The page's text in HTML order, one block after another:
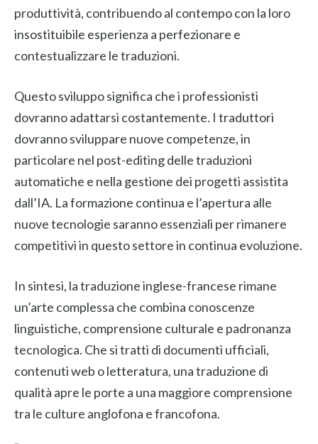
produttività, contribuendo al contempo con la loro
insostituibile esperienza a perfezionare e
contestualizzare le traduzioni.
Questo sviluppo significa che i professionisti
dovranno adattarsi costantemente. I traduttori
dovranno sviluppare nuove competenze, in
particolare nel post-editing delle traduzioni
automatiche e nella gestione dei progetti assistita
dall’IA. La formazione continua e l’apertura alle
nuove tecnologie saranno essenziali per rimanere
competitivi in questo settore in continua evoluzione.
In sintesi, la traduzione inglese-francese rimane
un’arte complessa che combina conoscenze
linguistiche, comprensione culturale e padronanza
tecnologica. Che si tratti di documenti ufficiali,
contenuti web o letteratura, una traduzione di
qualità apre le porte a una maggiore comprensione
tra le culture anglofona e francofona.